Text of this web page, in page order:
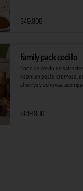
$49.900
Family pack codillo
Codo de cerdo en salsa
risoni en pesto cremoso,
cherrys y uchuvas,
​- 4 Codillos de cerdo​
- Risoni (Cantidad ideal
$189.900